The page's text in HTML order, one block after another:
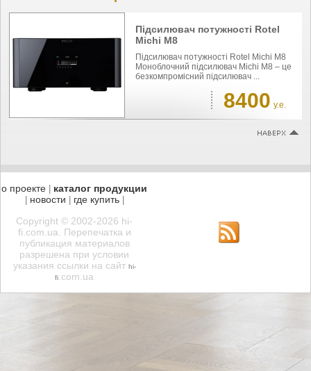
Підсилювач потужності Rotel
Michi M8
Підсилювач потужності Rotel Michi M8
Моноблочний підсилювач Michi M8 – це
безкомпромісний підсилювач ...
8400 у.е.
о проекте каталог продукции
новости где купить|
Copyright © 2002-2026 hi-
fi.com.ua. Перепечатка и
публикация материалов
разрешена при условии
указания ссылки на сайт hi-
fi .com.ua